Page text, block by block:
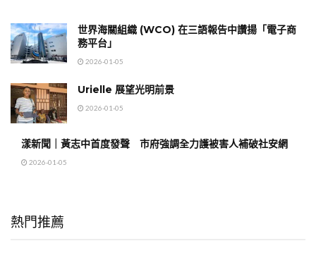
世界海關組織 (WCO) 在三語報告中讚揚「電子商
務平台」
2026-01-05
Urielle 展望光明前景
2026-01-05
漾新聞｜黃志中首度發聲 市府強調全力護被害人補破社安網
2026-01-05
熱門推薦